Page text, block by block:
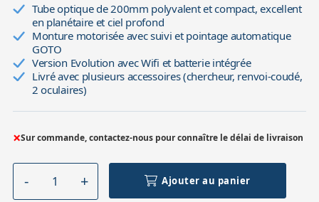
Tube optique de 200mm polyvalent et compact, excellent
en planétaire et ciel profond
Monture motorisée avec suivi et pointage automatique
GOTO
Version Evolution avec Wifi et batterie intégrée
Livré avec plusieurs accessoires (chercheur, renvoi-coudé,
2 oculaires)
×Sur commande, contactez-nous pour connaître le délai de livraison
Ajouter au panier